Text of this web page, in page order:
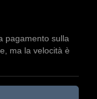
pagamento sulla
ma la velocità è